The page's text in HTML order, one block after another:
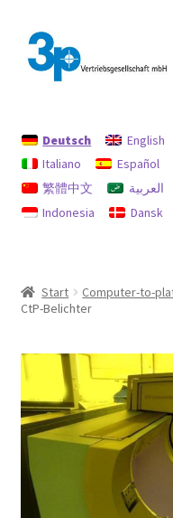
Zur
Navigation
springen
Zum
Inhalt
springen
Datenschutz
Gebrauchtmaschinen
Deutsch English
Italiano
Español
繁體中文
العربية
Indonesia
Dansk
Start Computer-to-
CtP-Belichter